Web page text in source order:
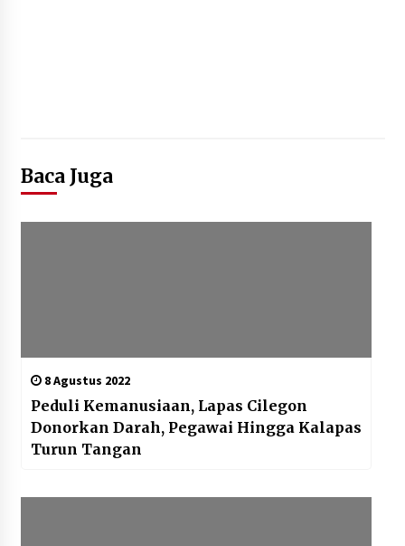
Baca Juga
8 Agustus 2022
Peduli Kemanusiaan, Lapas Cilegon
Donorkan Darah, Pegawai Hingga Kalapas
Turun Tangan